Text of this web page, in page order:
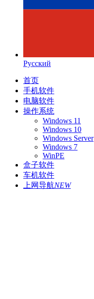
Русский
首页
手机软件
电脑软件
操作系统
Windows 11
Windows 10
Windows Server
Windows 7
WinPE
盒子软件
车机软件
上网导航NEW